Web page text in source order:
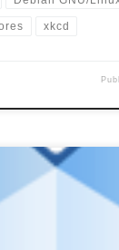
xkcd
la nueva
y KDE (también